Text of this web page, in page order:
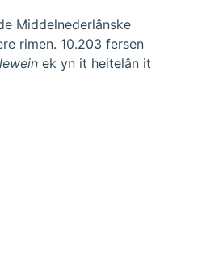
Middelnederlânske
rimen. 10.203 fersen
ek yn it heitelân it